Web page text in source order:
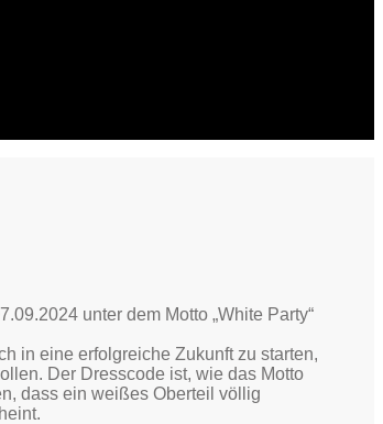
unter dem Motto „White Party“
in eine erfolgreiche Zukunft zu starten,
Der Dresscode ist, wie das Motto
dass ein weißes Oberteil völlig